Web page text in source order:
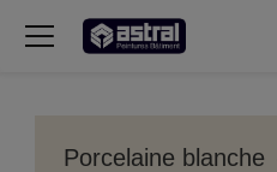
Porcelaine blanche